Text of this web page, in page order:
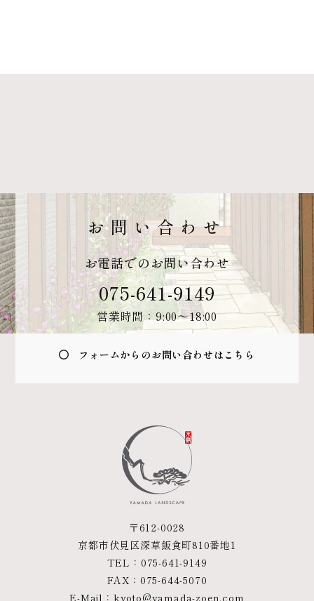
お問い合わせ
お電話でのお問い合わせ
075-641-9149
営業時間：9:00〜18:00
フォームからのお問い合わせはこちら
〒612-0028
京都市伏見区深草飯食町810番地1
TEL： 075-641-9149
FAX：075-644-5070
E-Mail： kyoto@yamada-zoen.com